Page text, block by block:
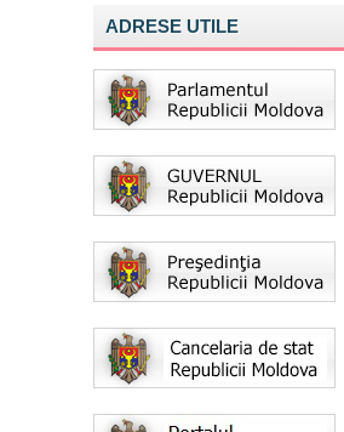
ADRESE UTILE